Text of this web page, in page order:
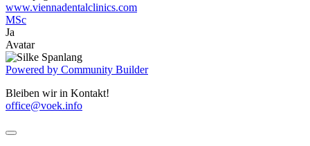
www.viennadentalclinics.com
MSc
Ja
Avatar
Powered by Community Builder
Bleiben wir in Kontakt!
office@voek.info